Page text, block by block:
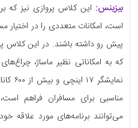
بیزینس: این کلاس پروازی نیز که
است، امکانات متعددی را در
پیش رو داشته باشند. در این کلاس
مناسبی برای مسافران فراهم
می‌توانند برنامه‌های مورد علاقه